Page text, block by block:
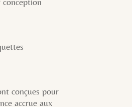
conçues pour
accrue aux